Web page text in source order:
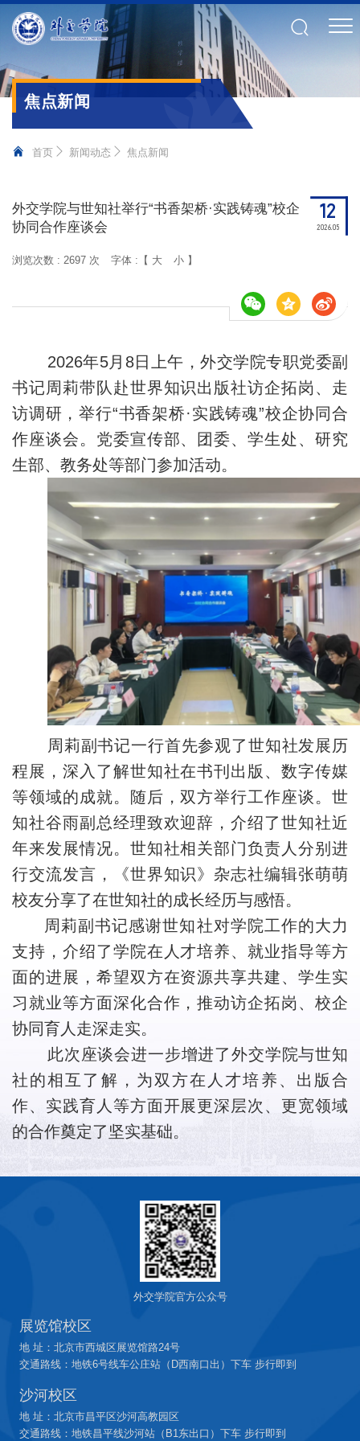
焦点新闻
首页 新闻动态 焦点新闻
外交学院与世知社举行“书香架桥·实践铸魂”校企
协同合作座谈会
浏览次数 : 2697 次 字体 :【 大 小 】
12
2026.05
2026年5月8日上午，外交学院专职党委副
书记周莉带队赴世界知识出版社访企拓岗、走
访调研，举行“书香架桥·实践铸魂”校企协同合
作座谈会。党委宣传部、团委、学生处、研究
生部、教务处等部门参加活动。
周莉副书记一行首先参观了世知社发展历
程展，深入了解世知社在书刊出版、数字传媒
等领域的成就。随后，双方举行工作座谈。世
知社谷雨副总经理致欢迎辞，介绍了世知社近
年来发展情况。世知社相关部门负责人分别进
行交流发言，《世界知识》杂志社编辑张萌萌
校友分享了在世知社的成长经历与感悟。
周莉副书记感谢世知社对学院工作的大力
支持，介绍了学院在人才培养、就业指导等方
面的进展，希望双方在资源共享共建、学生实
习就业等方面深化合作，推动访企拓岗、校企
协同育人走深走实。
此次座谈会进一步增进了外交学院与世知
社的相互了解，为双方在人才培养、出版合
作、实践育人等方面开展更深层次、更宽领域
的合作奠定了坚实基础。
外交学院官方公众号
展览馆校区
地 址：北京市西城区展览馆路24号
交通路线：地铁6号线车公庄站（D西南口出）下车 步行即到
沙河校区
地 址：北京市昌平区沙河高教园区
交通路线：地铁昌平线沙河站（B1东出口）下车 步行即到